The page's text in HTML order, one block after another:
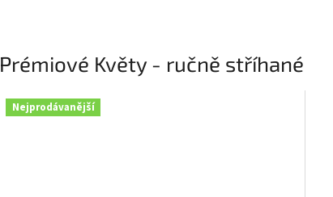
Prémiové Květy - ručně stříhané
Nejprodávanější